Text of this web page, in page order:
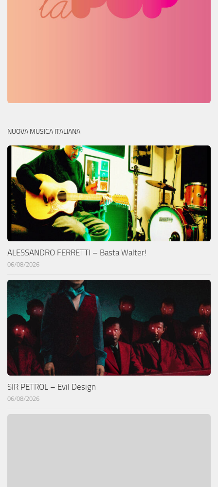
NUOVA MUSICA ITALIANA
ALESSANDRO FERRETTI – Basta Walter!
06/08/2026
SIR PETROL – Evil Design
06/08/2026